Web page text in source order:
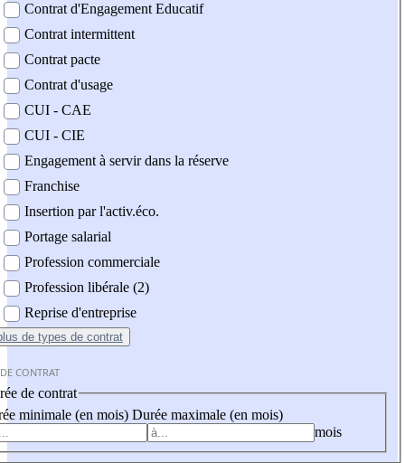
Contrat d'Engagement Educatif
Contrat intermittent
Contrat pacte
Contrat d'usage
CUI - CAE
CUI - CIE
Engagement à servir dans la réserve
Franchise
Insertion par l'activ.éco.
Portage salarial
Profession commerciale
Profession libérale (2)
Reprise d'entreprise
de types de contrat
CONTRAT
de contrat
minimale (en mois) Durée maximale (en mois)
mois